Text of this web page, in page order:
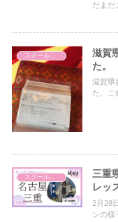
だまだ
スクールについて
滋賀
た。
滋賀県
た。ご
三重
レッ
2月28
ンの様